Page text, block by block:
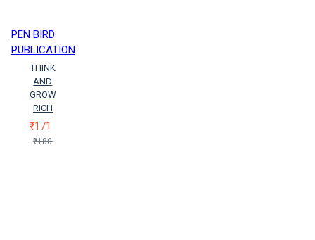
PEN BIRD
PUBLICATION
THINK
AND
GROW
RICH
₹171
₹180